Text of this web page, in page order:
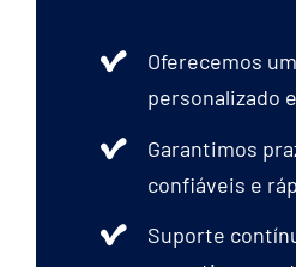
Oferecemos
personalizado
Garantimos
confiáveis e
Suporte